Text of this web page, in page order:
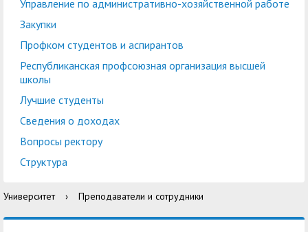
Международная
деятельность
Управление по
административно-
Закупки
Республиканская
организация высшей
школы
Вопросы ректору
Центр тестирования
иностранных граждан
по русскому языку
Центр развития
компетенций
Центр русского языка
представителей)
несовершеннолетних
Управление по административно-хозяйственной работе
Закупки
Профком студентов и аспирантов
Республиканская профсоюзная организация высшей
школы
Лучшие студенты
Сведения о доходах
Вопросы ректору
Структура
Университет › Преподаватели и сотрудники